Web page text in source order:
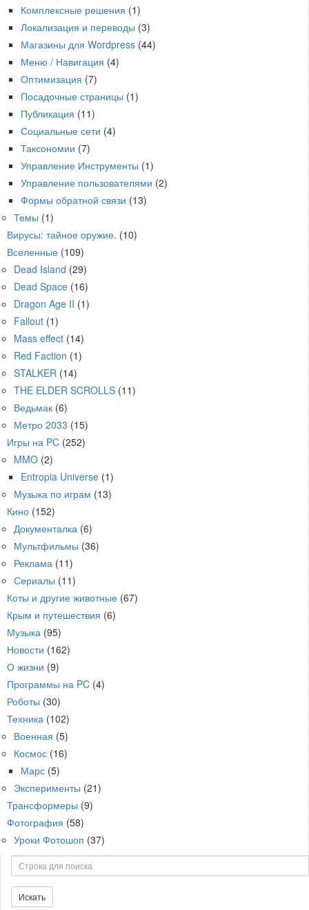
Комплексные решения (1)
Локализация и переводы (3)
Магазины для Wordpress (44)
Меню / Навигация (4)
Оптимизация (7)
Посадочные страницы (1)
Публикация (11)
Социальные сети (4)
Таксономии (7)
Управление Инструменты (1)
Управление пользователями (2)
Формы обратной связи (13)
Темы (1)
Вирусы: тайное оружие. (10)
Вселенные (109)
Dead Island (29)
Dead Space (16)
Dragon Age II (1)
Fallout (1)
Mass effect (14)
Red Faction (1)
STALKER (14)
THE ELDER SCROLLS (11)
Ведьмак (6)
Метро 2033 (15)
Игры на PC (252)
MMO (2)
Entropia Universe (1)
Музыка по играм (13)
Кино (152)
Документалка (6)
Мультфильмы (36)
Реклама (11)
Сериалы (11)
Коты и другие животные (67)
Крым и путешествия (6)
Музыка (95)
Новости (162)
О жизни (9)
Программы на PC (4)
Роботы (30)
Техника (102)
Военная (5)
Космос (16)
Марс (5)
Эксперименты (21)
Трансформеры (9)
Фотография (58)
Уроки Фотошоп (37)
Поиск
Искать